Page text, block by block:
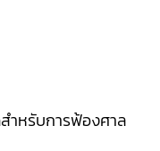
ำหรับการฟ้องศาล